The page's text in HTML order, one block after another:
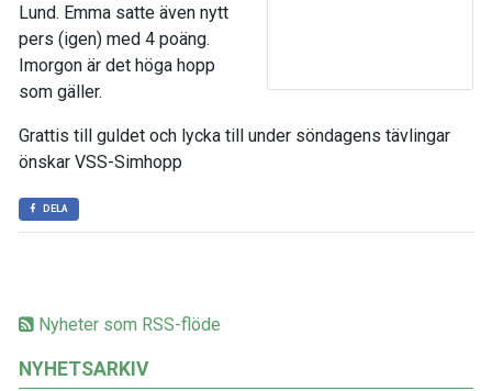
Nyheter som RSS-flöde
NYHETSARKIV
Lund. Emma satte även nytt
pers (igen) med 4 poäng.
Imorgon är det höga hopp
som gäller.
Grattis till guldet och lycka till under söndagens tävlingar
önskar VSS-Simhopp
DELA